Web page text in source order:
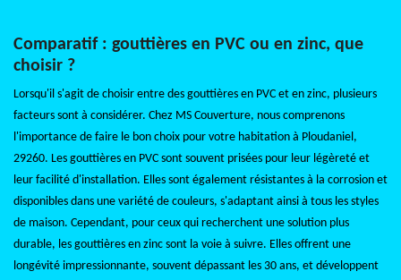
Comparatif : gouttières en PVC ou en zinc, que
choisir ?
Lorsqu'il s'agit de choisir entre des gouttières en PVC et en zinc, plusieurs
facteurs sont à considérer. Chez MS Couverture, nous comprenons
l'importance de faire le bon choix pour votre habitation à Ploudaniel,
29260. Les gouttières en PVC sont souvent prisées pour leur légèreté et
leur facilité d'installation. Elles sont également résistantes à la corrosion et
disponibles dans une variété de couleurs, s'adaptant ainsi à tous les styles
de maison. Cependant, pour ceux qui recherchent une solution plus
durable, les gouttières en zinc sont la voie à suivre. Elles offrent une
longévité impressionnante, souvent dépassant les 30 ans, et développent